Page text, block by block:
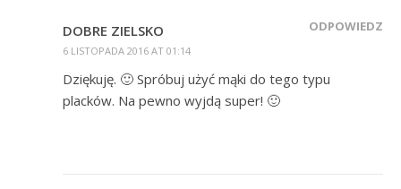
DOBRE ZIELSKO
6 LISTOPADA 2016 AT 01:14
ODPOWIEDZ
Dziękuję. 🙂 Spróbuj użyć mąki do tego typu
placków. Na pewno wyjdą super! 🙂